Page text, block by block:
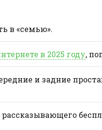
в «семью».
в 2025 году,
и задние